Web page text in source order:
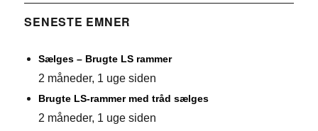
SENESTE EMNER
Sælges – Brugte LS rammer
2 måneder, 1 uge siden
Brugte LS-rammer med tråd sælges
2 måneder, 1 uge siden